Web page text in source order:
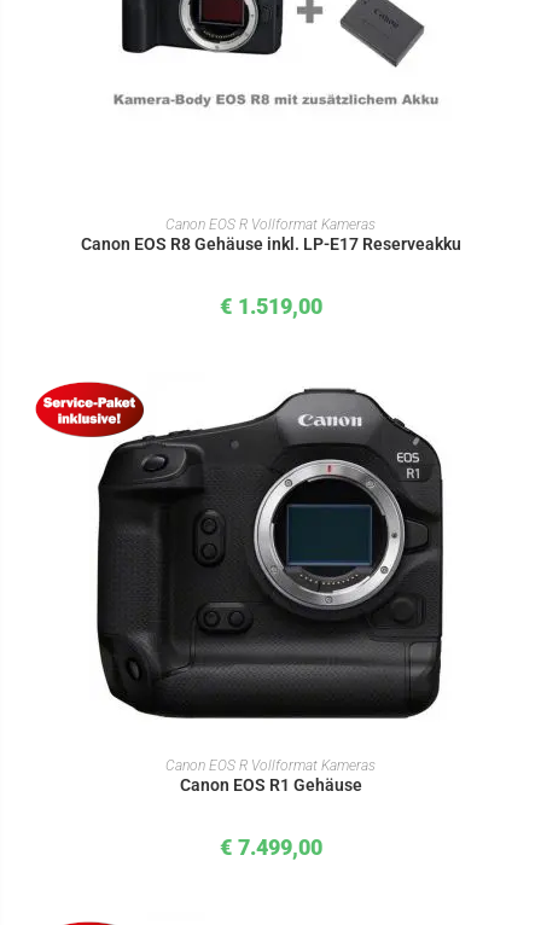
IN DEN WARENKORB
Canon EOS R Vollformat Kameras
Canon EOS R8 Gehäuse inkl. LP-E17 Reserveakku
€ 1.519,00
IN DEN WARENKORB
Canon EOS R Vollformat Kameras
Canon EOS R1 Gehäuse
€ 7.499,00